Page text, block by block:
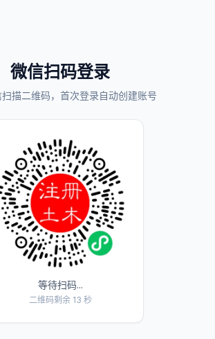
微信扫码登录
描二维码，首次登录自动创建账号
等待扫码...
二维码剩余 13 秒